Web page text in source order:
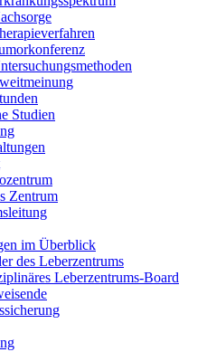
Studien
Zentrum
im Überblick
des Leberzentrums
Leberzentrums-Board